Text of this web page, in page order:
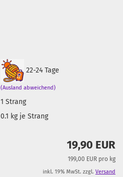
22-24 Tage
(Ausland abweichend)
1Strang
0.1 kg je Strang
19,90 EUR
199,00 EUR pro kg
inkl. 19% MwSt. zzgl. Versand